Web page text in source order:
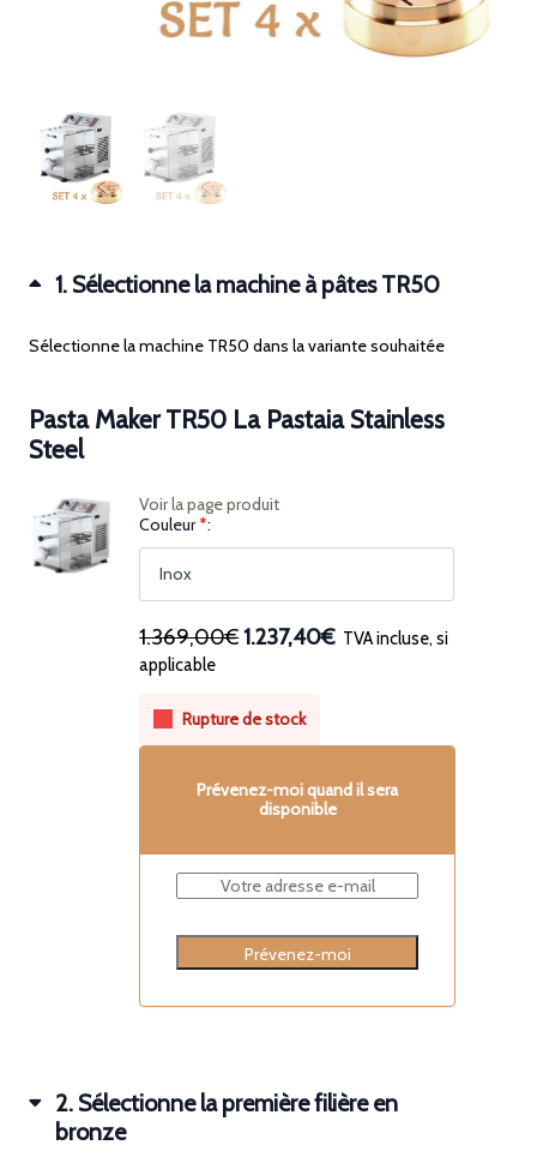
1 Sélectionne la machine à pâtes TR50
Sélectionne la machine TR50 dans la variante souhaitée
Pasta Maker TR50 La Pastaia Stainless
Steel
Voir la page produit
Couleur(pour
Pastaia
Stainless
Steel)
*
1.369,00€Le
était :
1.369,00€.
1.237,40€Le
1.237,40€.
TVA incluse, si
applicable
Rupture de stock
Prévenez-moi quand il sera
disponible
Prévenez-moi
2 Sélectionne la première filière en
bronze